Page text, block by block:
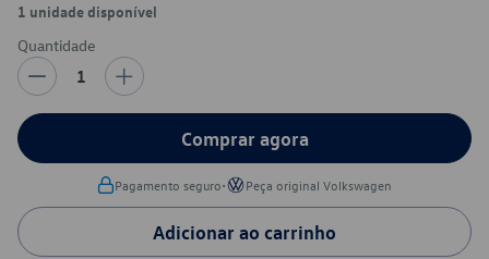
1 unidade disponível
Quantidade
1
Comprar agora
Pagamento seguro• Peça original Volkswagen
Adicionar ao carrinho